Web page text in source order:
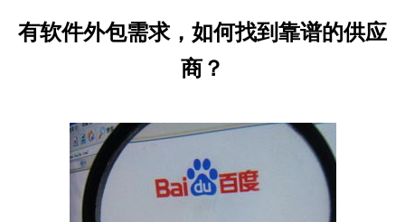
有软件外包需求，如何找到靠谱的供应
商？